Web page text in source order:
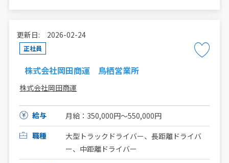
更新日: 2026-02-24
正社員
株式会社岡田商運 鳥栖営業所
株式会社岡田商運
給与
月給：350,000円～550,000円
職種
大型トラックドライバー、長距離ドライバ
ー、中距離ドライバー